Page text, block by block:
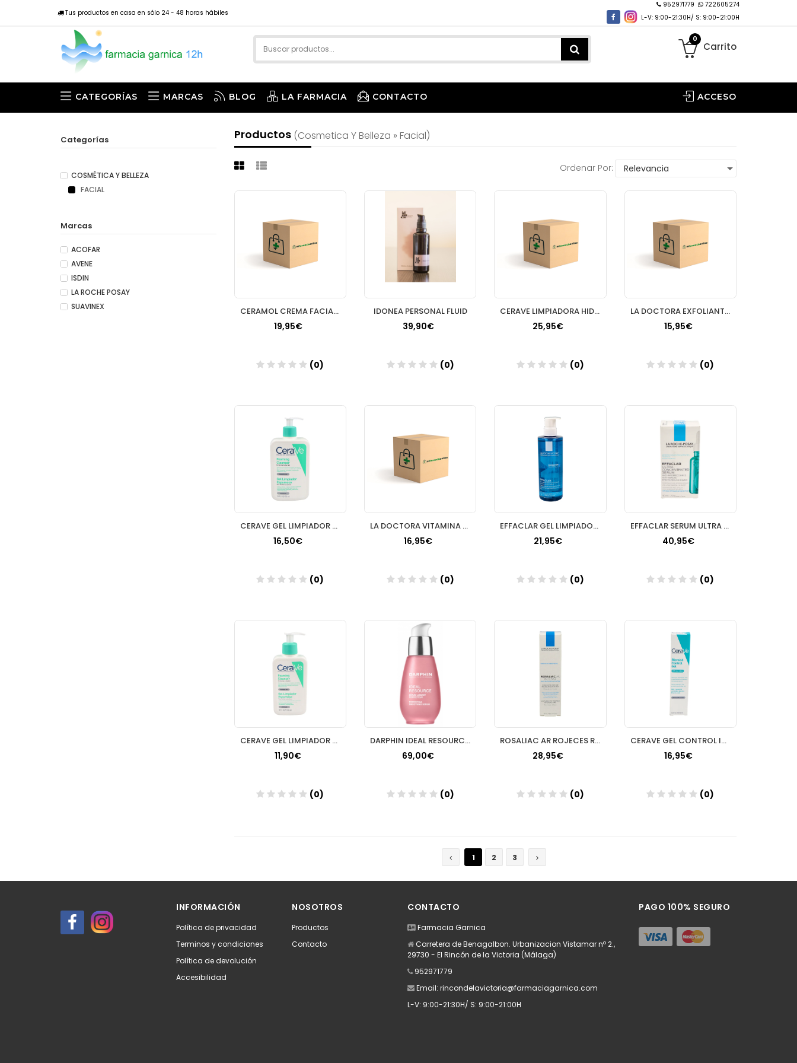
Tus productos en casa en sólo 24 - 48 horas hábiles
952971779
722605274
L-V: 9:00-21:30H/ S: 9:00-21:00H
0
Carrito
CATEGORÍAS MARCAS BLOG LA FARMACIA CONTACTO ACCESO
Productos (cosmetica Y Belleza » Facial)
Ordenar Por:
CERAMOL CREMA FACIAL 1 ENVASE 50 ML
19,95€
(0)
IDONEA PERSONAL FLUID
39,90€
(0)
CERAVE LIMPIADORA HIDRATANTE 473 ML + REFILL
25,95€
(0)
LA DOCTORA EXFOLIANTE ENZIMATICO FACIAL 75ML
15,95€
(0)
CERAVE GEL LIMPIADOR ESPUMOSO 1 ENVASE 473 ML
16,50€
(0)
LA DOCTORA VITAMINA A 2% 20ML GOTERO
16,95€
(0)
Añadir
EFFACLAR GEL LIMPIADOR PURIFICANTE 400 ML
21,95€
(0)
EFFACLAR SERUM ULTRA CONCENTRADO 30 ML CUENTAGOTAS
40,95€
(0)
CERAVE GEL LIMPIADOR ESPUMOSO 1 ENVASE 236 ML
11,90€
(0)
DARPHIN IDEAL RESOURCE SERUM 30ML
69,00€
(0)
ROSALIAC AR ROJECES ROCHE POSAY 40ML
28,95€
(0)
CERAVE GEL CONTROL IMPERFECCIONES 1 TUBO 40 ML
16,95€
(0)
1
2 3
Categorías
COSMÉTICA Y BELLEZA
FACIAL
Marcas
ACOFAR
AVENE
ISDIN
LA ROCHE POSAY
SUAVINEX
INFORMACIÓN
Política de privacidad
Terminos y condiciones
Política de devolución
Accesibilidad
NOSOTROS
Productos
Contacto
CONTACTO
Farmacia Garnica
Carretera de Benagalbon. Urbanizacion Vistamar nº 2.,
29730 - El Rincón de la Victoria (Málaga)
952971779
Email: rincondelavictoria@farmaciagarnica.com
L-V: 9:00-21:30H/ S: 9:00-21:00H
PAGO 100% SEGURO